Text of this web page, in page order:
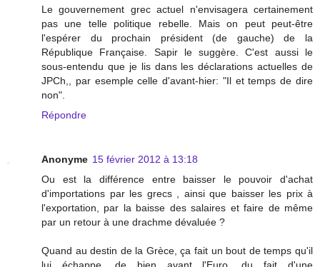
Le gouvernement grec actuel n'envisagera certainement
pas une telle politique rebelle. Mais on peut peut-être
l'espérer du prochain président (de gauche) de la
République Française. Sapir le suggère. C'est aussi le
sous-entendu que je lis dans les déclarations actuelles de
JPCh,, par esemple celle d'avant-hier: "Il et temps de dire
non".
Répondre
Anonyme 15 février 2012 à 13:18
Ou est la différence entre baisser le pouvoir d'achat
d'importations par les grecs , ainsi que baisser les prix à
l'exportation, par la baisse des salaires et faire de même
par un retour à une drachme dévaluée ?
Quand au destin de la Grèce, ça fait un bout de temps qu'il
lui échappe, de bien avant l'Euro, du fait d'une